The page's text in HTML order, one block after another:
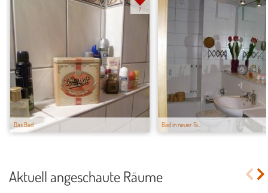
Das Bad
7
Bad in neuer Fa...
Aktuell angeschaute Räume